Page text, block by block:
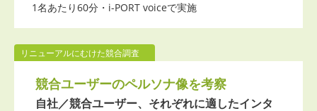
1名あたり60分・i-PORT voiceで実施
リニューアルにむけた競合調査
競合ユーザーのペルソナ像を考察
自社／競合ユーザー、それぞれに適したインタ